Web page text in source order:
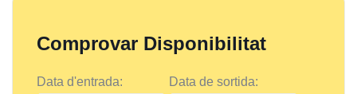
Comprovar Disponibilitat
Data d'entrada: Data de sortida: